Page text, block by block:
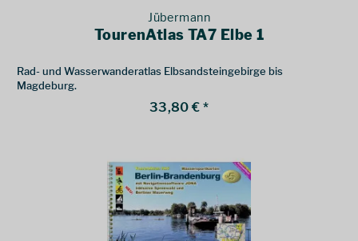
Jübermann
TourenAtlas TA7 Elbe 1
Rad- und Wasserwanderatlas Elbsandsteingebirge bis
Magdeburg.
33,80 € *